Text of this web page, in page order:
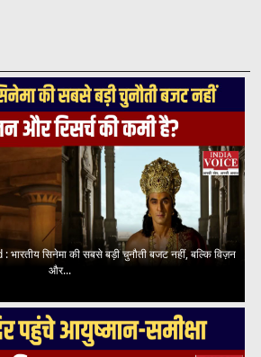
सिनेमा की सबसे बड़ी चुनौती बजट नहीं, बल्कि विज़न
और...